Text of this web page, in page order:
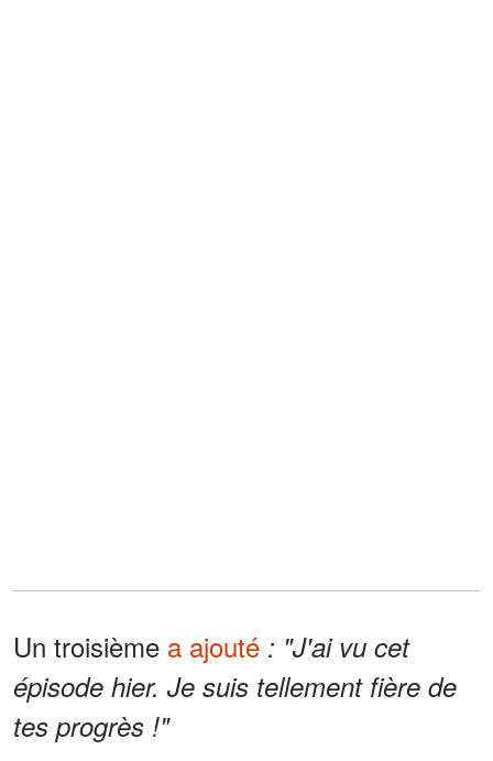
Un troisième a ajouté : "J'ai vu cet
épisode hier. Je suis tellement fière de
tes progrès !"